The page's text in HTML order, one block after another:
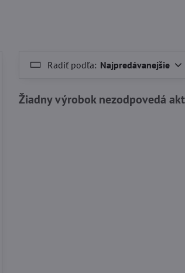
Radiť podľa: Najpredávanejšie